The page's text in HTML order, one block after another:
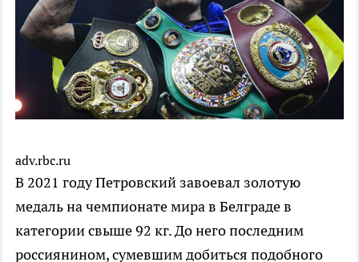
adv.rbc.ru
В 2021 году Петровский завоевал золотую
медаль на чемпионате мира в Белграде в
категории свыше 92 кг. До него последним
россиянином, сумевшим добиться подобного